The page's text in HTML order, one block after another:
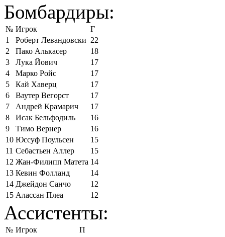
Бомбардиры:
№ Игрок
Г
1
Роберт Левандовски 22
2
Пако Алькасер
18
3
Лука Йович
17
4
Марко Ройс
17
5
Кай Хаверц
17
6
Ваутер Вегорст
17
7
Андрей Крамарич
17
8
Исак Бельфодиль
16
9
Тимо Вернер
16
10 Юссуф Поульсен
15
11 Себастьен Аллер
15
12 Жан-Филипп Матета 14
13 Кевин Фолланд
14
14 Джейдон Санчо
12
15 Алассан Плеа 12
Ассистенты:
№ Игрок
П